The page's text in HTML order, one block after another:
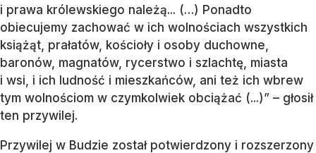
i prawa królewskiego należą... (…) Ponadto
obiecujemy zachować w ich wolnościach wszystkich
książąt, prałatów, kościoły i osoby duchowne,
baronów, magnatów, rycerstwo i szlachtę, miasta
i wsi, i ich ludność i mieszkańców, ani też ich wbrew
tym wolnościom w czymkolwiek obciążać (...)” – głosił
ten przywilej.
Przywilej w Budzie został potwierdzony i rozszerzony